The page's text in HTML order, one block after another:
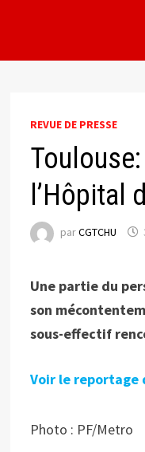
REVUE DE PRESSE
l’Hôpital
parCGTCHU
Une partie du
son
sous-effectif
Voir le reportage
Photo : PF/Metro